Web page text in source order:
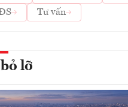
Tư vấn
lỡ